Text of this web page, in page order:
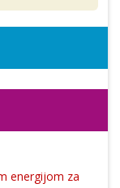
energijom za